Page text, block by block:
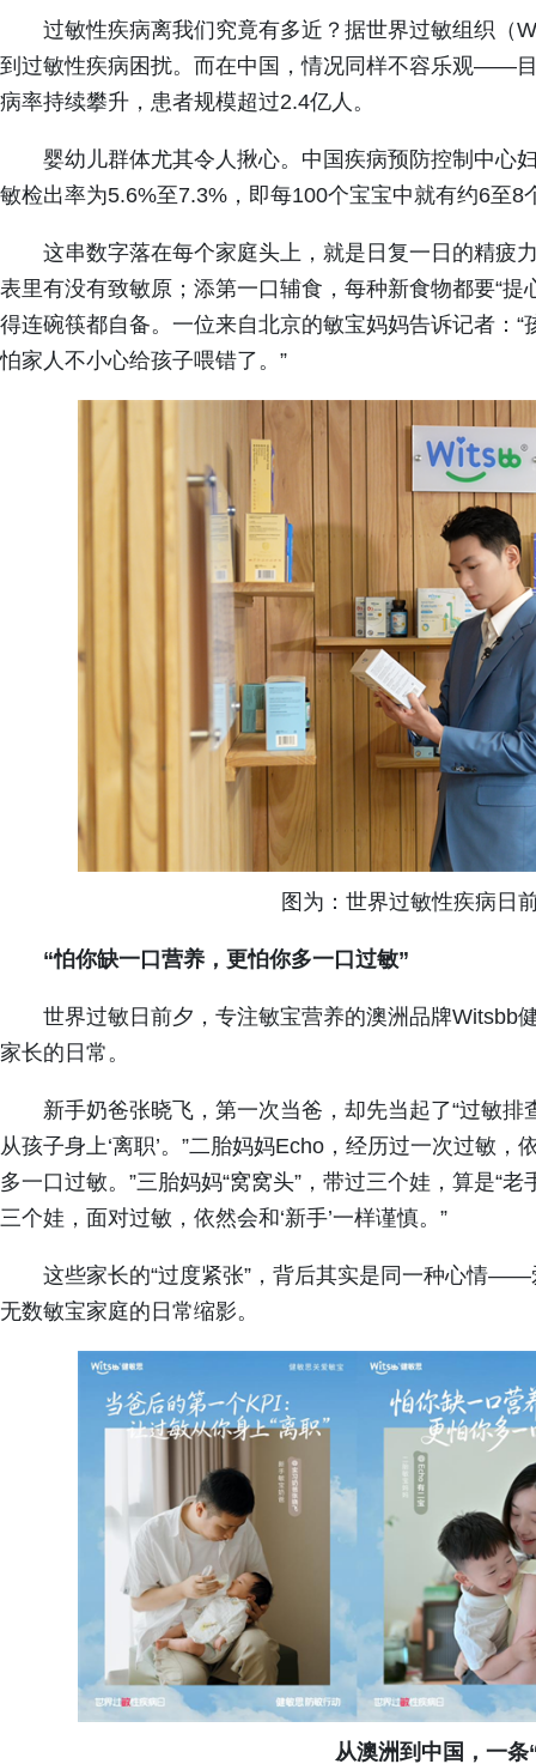
过敏性疾病离我们究竟有多近？据世界过敏组织（
到过敏性疾病困扰。而在中国，情况同样不容乐观——
病率持续攀升，患者规模超过2.4亿人。
婴幼儿群体尤其令人揪心。中国疾病预防控制中心
敏检出率为5.6%至7.3%，即每100个宝宝中就有约6至8
这串数字落在每个家庭头上，就是日复一日的精
表里有没有致敏原；添第一口辅食，每种新食物都要“
得连碗筷都自备。一位来自北京的敏宝妈妈告诉记者：“
怕家人不小心给孩子喂错了。”
图为：世界过敏性疾病日
“怕你缺一口营养，更怕你多一口过敏”
世界过敏日前夕，专注敏宝营养的澳洲品牌Witsbb
家长的日常。
新手奶爸张晓飞，第一次当爸，却先当起了“过敏
从孩子身上‘离职’。”二胎妈妈Echo，经历过一次过敏
多一口过敏。”三胎妈妈“窝窝头”，带过三个娃，算是“
三个娃，面对过敏，依然会和‘新手’一样谨慎。”
这些家长的“过度紧张”，背后其实是同一种心情
无数敏宝家庭的日常缩影。
从澳洲到中国，一